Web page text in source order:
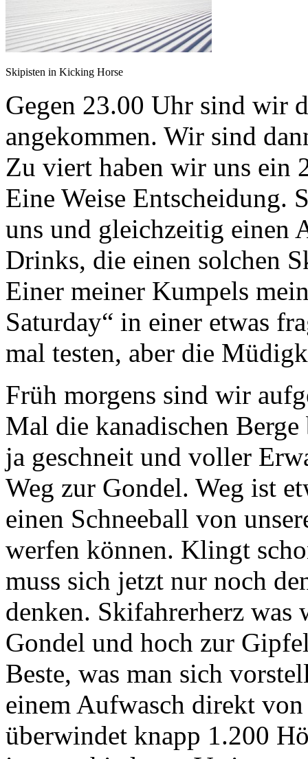
Skipisten in Kicking Horse
Gegen 23.00 Uhr sind wir
angekommen. Wir sind
Zu viert haben wir uns ein
Eine Weise Entscheidung.
uns und gleichzeitig einen
Drinks, die einen solchen
Einer meiner Kumpels
Saturday“ in einer etwas
mal testen, aber die
Früh morgens sind wir
Mal die kanadischen
ja geschneit und voller
Weg zur Gondel. Weg ist
einen Schneeball von
werfen können. Klingt
muss sich jetzt nur noch
denken. Skifahrerherz
Gondel und hoch zur
Beste, was man sich
einem Aufwasch direkt
überwindet knapp 1.200